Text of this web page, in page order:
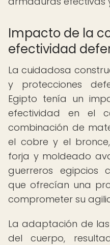
Impacto de la
efectividad
La cuidadosa
y protecciones
Egipto tenía un
efectividad en el
combinación de
el cobre y el
forja y moldeado
guerreros egipcios
que ofrecían una
comprometer su
La adaptación de
del cuerpo,